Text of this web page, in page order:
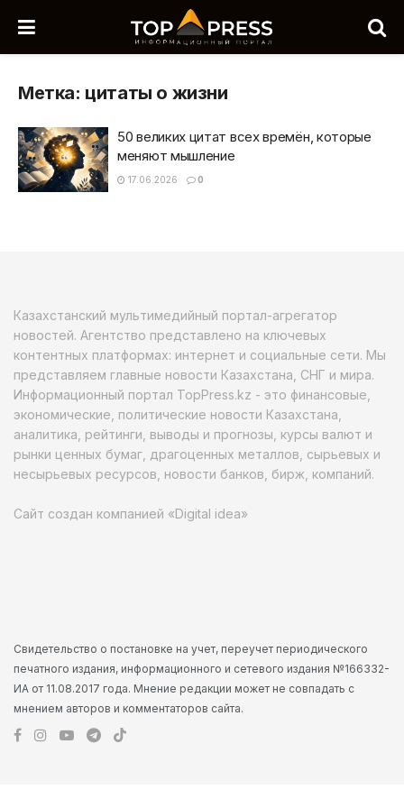
Метка: цитаты о жизни
50 великих цитат всех времён, которые
меняют мышление
17.06.2026 0
Казахстанский мультимедийный портал-агрегатор
новостей. Агентство представлено на ключевых
контентных платформах: интернет и социальные сети. Мы
представляем главные новости Казахстана, СНГ и мира.
Информационный портал TopPress.kz - это финансовые,
экономические, политические новости Казахстана,
аналитика, рейтинги, выводы и прогнозы, курсы валют и
рынки ценных бумаг, драгоценных металлов, сырьевых и
несырьевых ресурсов, новости банков, бирж, компаний.
Сайт создан компанией «Digital idea»
Свидетельство о постановке на учет, переучет периодического
печатного издания, информационного и сетевого издания №166332-
ИА от 11.08.2017 года. Мнение редакции может не совпадать с
мнением авторов и комментаторов сайта.